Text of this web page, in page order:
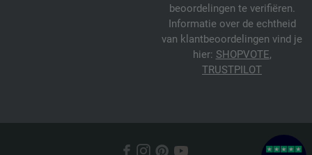
beoordelingen te verifiëren.
Informatie over de echtheid
van klantbeoordelingen vind je
hier: SHOPVOTE,
TRUSTPILOT